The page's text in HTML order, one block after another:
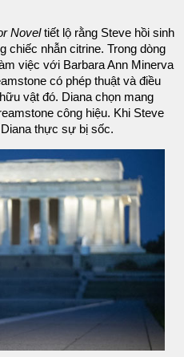
Noveltiết lộ rằng Steve hồi sinh
chiếc nhẫn citrine. Trong dòng
việc với Barbara Ann Minerva
có phép thuật và điều
vật đó. Diana chọn mang
công hiệu. Khi Steve
thực sự bị sốc.